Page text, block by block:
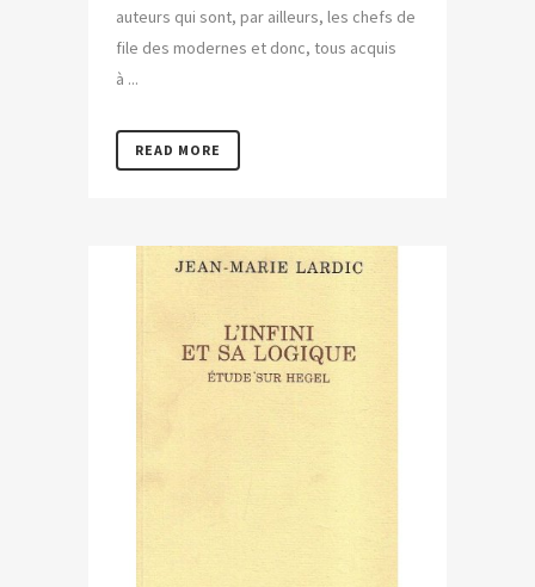
auteurs qui sont, par ailleurs, les chefs de
file des modernes et donc, tous acquis
à ...
READ MORE